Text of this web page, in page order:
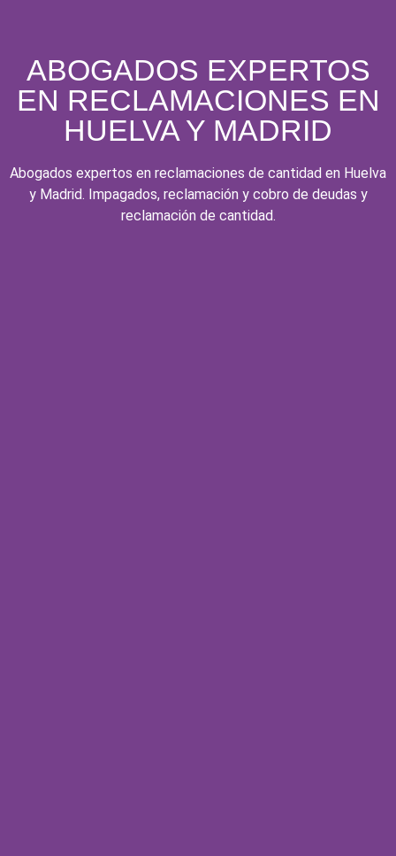
ABOGADOS EXPERTOS
EN RECLAMACIONES EN
HUELVA Y MADRID
Abogados expertos en reclamaciones de cantidad en Huelva
y Madrid. Impagados, reclamación y cobro de deudas y
reclamación de cantidad.